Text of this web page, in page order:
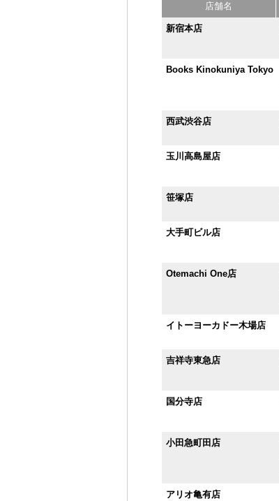
店舗名
新宿本店
Books Kinokuniya Tokyo
西武渋谷店
玉川高島屋店
笹塚店
大手町ビル店
Otemachi One店
イトーヨーカドー木場店
吉祥寺東急店
国分寺店
小田急町田店
アリオ亀有店